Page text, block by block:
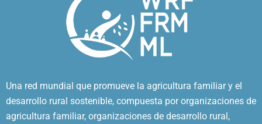
Una red mundial que promueve la agricultura familiar y el
desarrollo rural sostenible, compuesta por organizaciones de
agricultura familiar, organizaciones de desarrollo rural,